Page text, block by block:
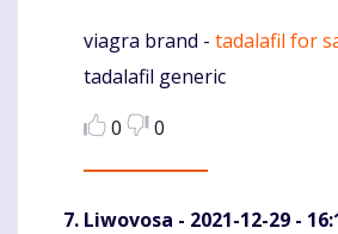
Komentaras
viagra brand - tadalafil for
tadalafil generic
0
0
Liwovosa - 2021-12-29 -